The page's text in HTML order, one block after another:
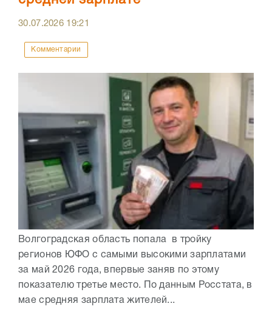
30.07.2026 19:21
Комментарии
Волгоградская область попала в тройку
регионов ЮФО с самыми высокими зарплатами
за май 2026 года, впервые заняв по этому
показателю третье место. По данным Росстата, в
мае средняя зарплата жителей...